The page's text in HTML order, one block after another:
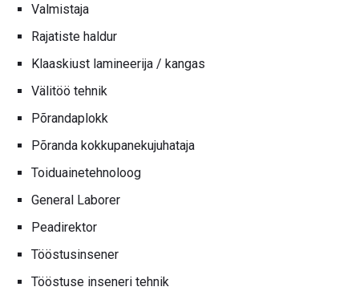
Valmistaja
Rajatiste haldur
Klaaskiust lamineerija / kangas
Välitöö tehnik
Põrandaplokk
Põranda kokkupanekujuhataja
Toiduainetehnoloog
General Laborer
Peadirektor
Tööstusinsener
Tööstuse inseneri tehnik